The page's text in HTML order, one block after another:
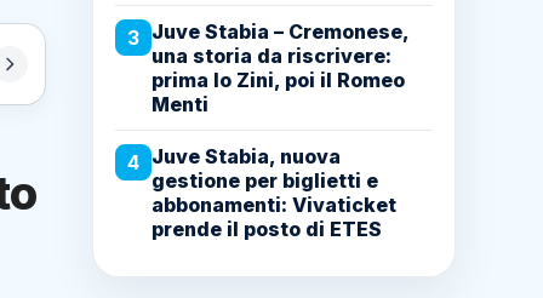
3 Juve Stabia – Cremonese,
una storia da riscrivere:
prima lo Zini, poi il Romeo
Menti
4 Juve Stabia, nuova
gestione per biglietti e
abbonamenti: Vivaticket
prende il posto di ETES